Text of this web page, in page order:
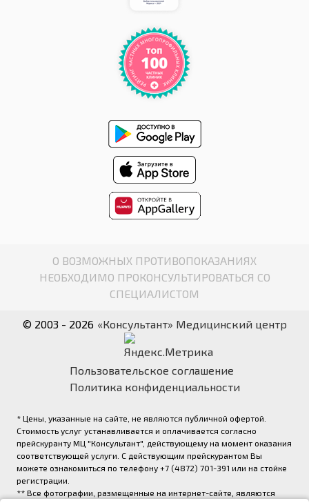
О ВОЗМОЖНЫХ ПРОТИВОПОКАЗАНИЯХ
НЕОБХОДИМО ПРОКОНСУЛЬТИРОВАТЬСЯ СО
СПЕЦИАЛИСТОМ
© 2003 - 2026 «Консультант» Медицинский центр
Пользовательское соглашение
Политика конфиденциальности
* Цены, указанные на сайте, не являются публичной офертой.
Стоимость услуг устанавливается и оплачивается согласно
прейскуранту МЦ "Консультант", действующему на момент оказания
соответствующей услуги. С действующим прейскурантом Вы
можете ознакомиться по телефону +7 (4872) 701-391 или на стойке
регистрации.
** Все фотографии, размещенные на интернет-сайте, являются